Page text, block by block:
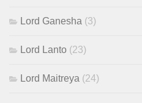
Lord Ganesha (3)
Lord Lanto (23)
Lord Maitreya (24)